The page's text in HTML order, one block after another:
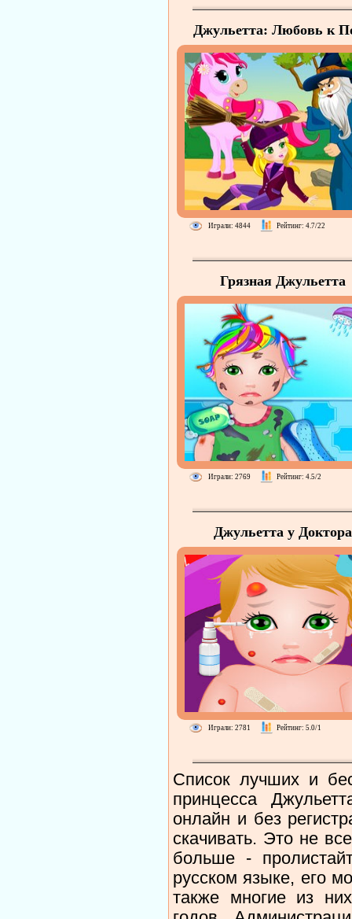
Джульетта: Любовь к
Играли: 4844 Рейтинг: 4.7/22
Грязная Джульетта
Играли: 2769 Рейтинг: 4.5/2
Джульетта у Доктора
Играли: 2781 Рейтинг: 5.0/1
Список лучших и
принцесса
онлайн и без
скачивать. Это не
больше -
русском языке, его
также многие из